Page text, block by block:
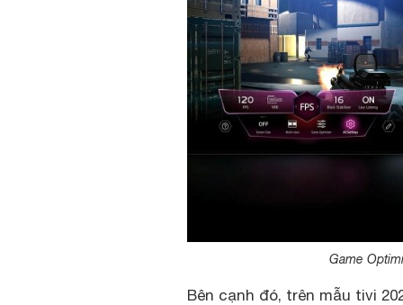
Game
Bên cạnh đó, trên mẫu tivi